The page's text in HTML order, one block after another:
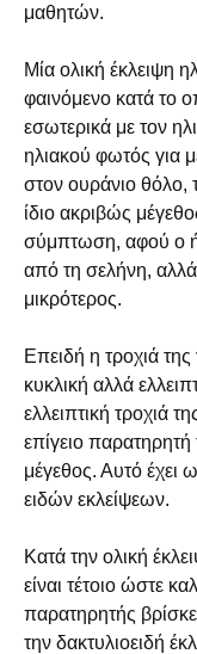
μαθητών.
Μία ολική έκλειψη
φαινόμενο κατά το
εσωτερικά με τον
ηλιακού φωτός για
στον ουράνιο θόλο,
ίδιο ακριβώς
σύμπτωση, αφού ο
από τη σελήνη, αλλά
μικρότερος.
Επειδή η τροχιά
κυκλική αλλά
ελλειπτική τροχιά
επίγειο
μέγεθος. Αυτό έχει
ειδών εκλείψεων.
Κατά την ολική
είναι τέτοιο ώστε
παρατηρητής
την δακτυλιοειδή